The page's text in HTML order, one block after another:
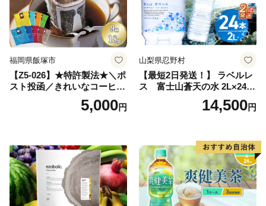
日本 ふかむし茶 ふかむし 家
庭用 自宅用 ちゃ りょくちゃ
ふかむしちゃ 急須 甘み 川崎
町 送料無料
福岡県飯塚市
【Z5-026】★特許製法★＼ポ
スト投函／きれいなコーヒー
ドリップバッグ9種セット(18
袋)ゆうパケットでお届け！
5,000円
山梨県忍野村
【最短2日発送！】 ラベルレ
ス 富士山蒼天の水 2L×24本
（4ケース）※離島不可 天然
水 ミネラルウォーター 水 ペ
産 シリカ ミネラル 美容 備蓄
防災 長期保存 富士山 山梨県
忍野村
14,500円